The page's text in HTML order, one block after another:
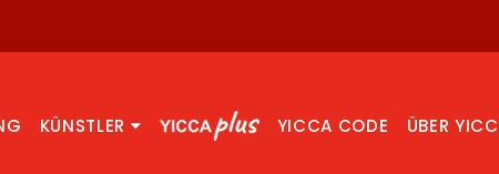
KÜNSTLER YICCA CODE ÜBER